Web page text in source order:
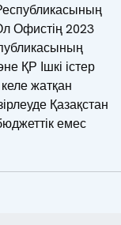
Офистің 2023
ҚР Ішкі істер
жатқан
Қазақстан
емес